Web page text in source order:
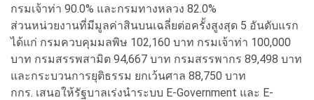
กรมเจ้าท่า 90.0% และกรมทางหลวง 82.0%
ส่วนหน่วยงานที่มีมูลค่าสินบนเฉลี่ยต่อครั้งสูงสุด 5 อันดับแรก
ได้แก่ กรมควบคุมมลพิษ 102,160 บาท กรมเจ้าท่า 100,000
บาท กรมสรรพสามิต 94,667 บาท กรมสรรพากร 89,498 บาท
และกระบวนการยุติธรรม ยกเว้นศาล 88,750 บาท
กกร. เสนอให้รัฐบาลเร่งนำระบบ E-Government และ E-